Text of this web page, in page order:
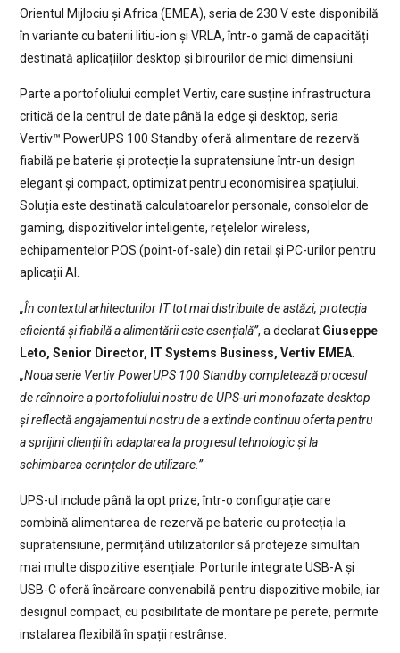
Orientul Mijlociu și Africa (EMEA), seria de 230 V este disponibilă
în variante cu baterii litiu-ion și VRLA, într-o gamă de capacități
destinată aplicațiilor desktop și birourilor de mici dimensiuni.
Parte a portofoliului complet Vertiv, care susține infrastructura
critică de la centrul de date până la edge și desktop, seria
Vertiv™ PowerUPS 100 Standby oferă alimentare de rezervă
fiabilă pe baterie și protecție la supratensiune într-un design
elegant și compact, optimizat pentru economisirea spațiului.
Soluția este destinată calculatoarelor personale, consolelor de
gaming, dispozitivelor inteligente, rețelelor wireless,
echipamentelor POS (point-of-sale) din retail și PC-urilor pentru
aplicații AI.
„În contextul arhitecturilor IT tot mai distribuite de astăzi, protecția
eficientă și fiabilă a alimentării este esențială”, a declarat Giuseppe
Leto, Senior Director, IT Systems Business, Vertiv EMEA.
„Noua serie Vertiv PowerUPS 100 Standby completează procesul
de reînnoire a portofoliului nostru de UPS-uri monofazate desktop
și reflectă angajamentul nostru de a extinde continuu oferta pentru
a sprijini clienții în adaptarea la progresul tehnologic și la
schimbarea cerințelor de utilizare.”
UPS-ul include până la opt prize, într-o configurație care
combină alimentarea de rezervă pe baterie cu protecția la
supratensiune, permițând utilizatorilor să protejeze simultan
mai multe dispozitive esențiale. Porturile integrate USB-A și
USB-C oferă încărcare convenabilă pentru dispozitive mobile, iar
designul compact, cu posibilitate de montare pe perete, permite
instalarea flexibilă în spații restrânse.